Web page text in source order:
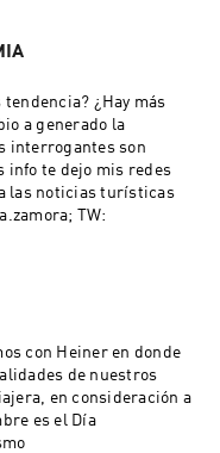
¿Hay más
a generado la
interrogantes son
info te dejo mis redes
las noticias turísticas
TW:
con Heiner en donde
de nuestros
en consideración a
es el Día